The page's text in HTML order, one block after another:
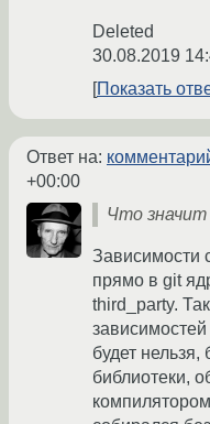
Deleted
30.08.2019
Показать
Ответ на:
+00:00
Что
Зависимости
прямо в git
third_party.
будет
библиотеки,